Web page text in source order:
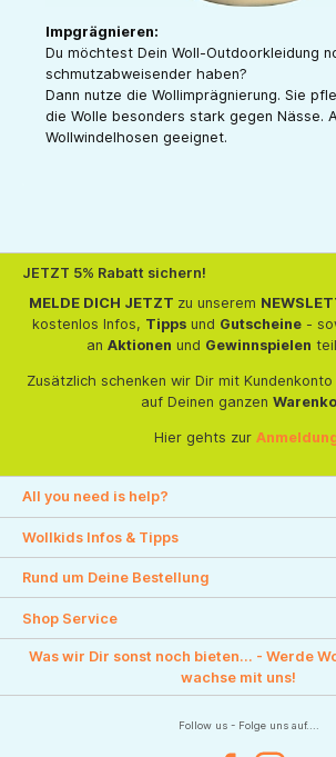
Impgrägnieren:
Du möchtest Dein Woll-Outdoorkleidung
schmutzabweisender haben?
Dann nutze die Wollimprägnierung. Sie
die Wolle besonders stark gegen Nässe.
Wollwindelhosen geeignet.
JETZT 5% Rabatt sichern!
MELDE DICH JETZT zu unserem
kostenlos Infos, Tippsund Gutscheine-
an Aktionen und Gewinnspielen
Zusätzlich schenken wir Dir mit Kundenkonto
auf Deinen ganzen
Hier gehts zur
All you need is help?
Wollkids Infos & Tipps
Rund um Deine Bestellung
Shop Service
Was wir Dir sonst noch bieten... - Werde
wachse mit uns!
Follow us - Folge uns auf....